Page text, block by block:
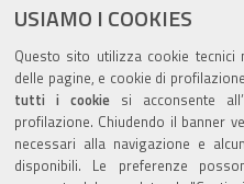
USIAMO I COOKIES
Questo sito utilizza cookie
delle pagine, e cookie di
tutti i cookiesi acconsente
profilazione. Chiudendo il banner
necessari alla navigazione e
disponibili. Le preferenze
Agenda eventi
torna alla sezione